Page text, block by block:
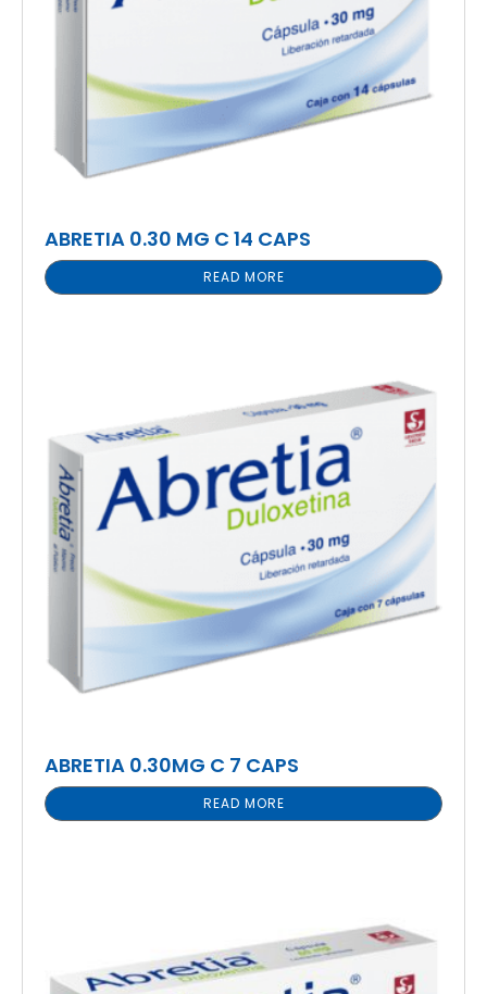
ABRETIA 0.30 MG C 14 CAPS
READ MORE
ABRETIA 0.30MG C 7 CAPS
READ MORE